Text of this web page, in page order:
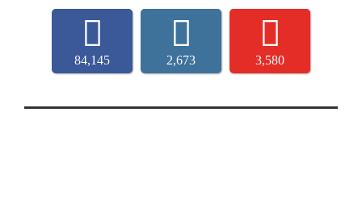
84,145 2,673 3,580